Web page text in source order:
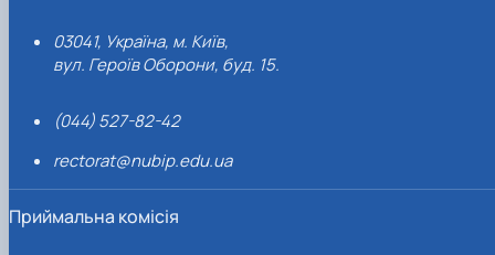
03041, Україна, м. Київ,
вул. Героїв Оборони, буд. 15.
(044) 527-82-42
rectorat@nubip.edu.ua
Приймальна комісія